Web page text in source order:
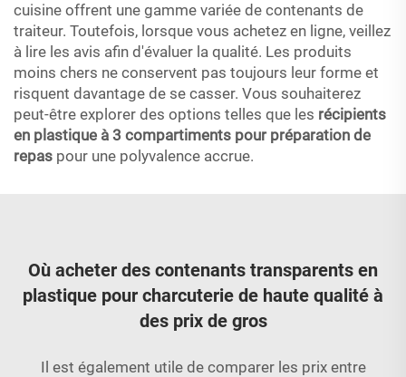
cuisine offrent une gamme variée de contenants de
traiteur. Toutefois, lorsque vous achetez en ligne, veillez
à lire les avis afin d'évaluer la qualité. Les produits
moins chers ne conservent pas toujours leur forme et
risquent davantage de se casser. Vous souhaiterez
peut-être explorer des options telles que les récipients
en plastique à 3 compartiments pour préparation de
repas pour une polyvalence accrue.
Où acheter des contenants transparents en
plastique pour charcuterie de haute qualité à
des prix de gros
Il est également utile de comparer les prix entre